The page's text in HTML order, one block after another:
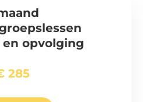
en opvolging
285